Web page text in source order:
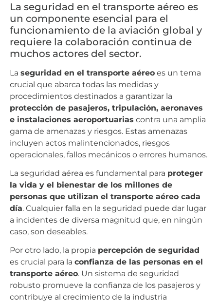
La seguridad en el transporte aéreo es
un componente esencial para el
funcionamiento de la aviación global y
requiere la colaboración continua de
muchos actores del sector.
La seguridad en el transporte aéreo es un tema
crucial que abarca todas las medidas y
procedimientos destinados a garantizar la
protección de pasajeros, tripulación, aeronaves
e instalaciones aeroportuarias contra una amplia
gama de amenazas y riesgos. Estas amenazas
incluyen actos malintencionados, riesgos
operacionales, fallos mecánicos o errores humanos.
La seguridad aérea es fundamental para proteger
la vida y el bienestar de los millones de
personas que utilizan el transporte aéreo cada
día. Cualquier falla en la seguridad puede dar lugar
a incidentes de diversa magnitud que, en ningún
caso, son deseables.
Por otro lado, la propia percepción de seguridad
es crucial para la confianza de las personas en el
transporte aéreo. Un sistema de seguridad
robusto promueve la confianza de los pasajeros y
contribuye al crecimiento de la industria